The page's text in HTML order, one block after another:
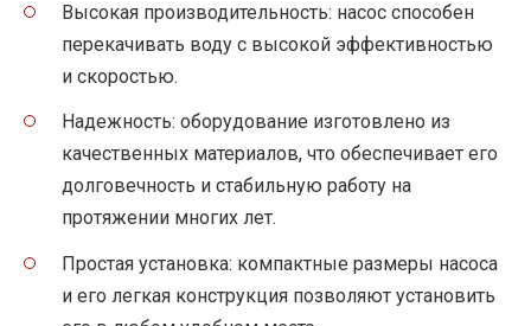
Высокая производительность: насос способен
перекачивать воду с высокой эффективностью
и скоростью.
Надежность: оборудование изготовлено из
качественных материалов, что обеспечивает его
долговечность и стабильную работу на
протяжении многих лет.
Простая установка: компактные размеры насоса
и его легкая конструкция позволяют установить